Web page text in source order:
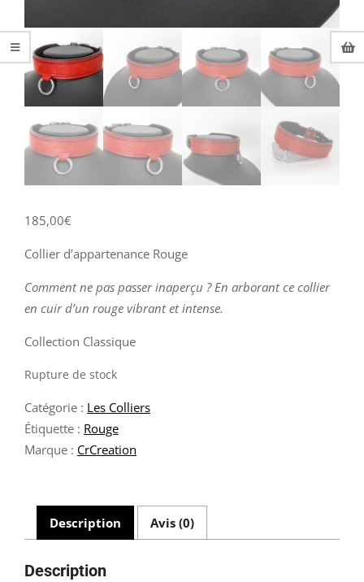
185,00€
Collier d’appartenance Rouge
Comment ne pas passer inaperçu ? En arborant ce collier
en cuir d’un rouge vibrant et intense.
Collection Classique
Rupture de stock
Catégorie : Les Colliers
Étiquette : Rouge
Marque : CrCreation
Description Avis (0)
Description